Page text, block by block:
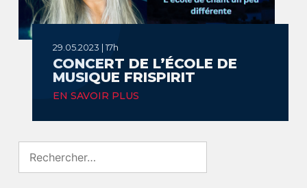
29.05.2023 | 17h
CONCERT DE L’ÉCOLE DE
MUSIQUE FRISPIRIT
EN SAVOIR PLUS
for: